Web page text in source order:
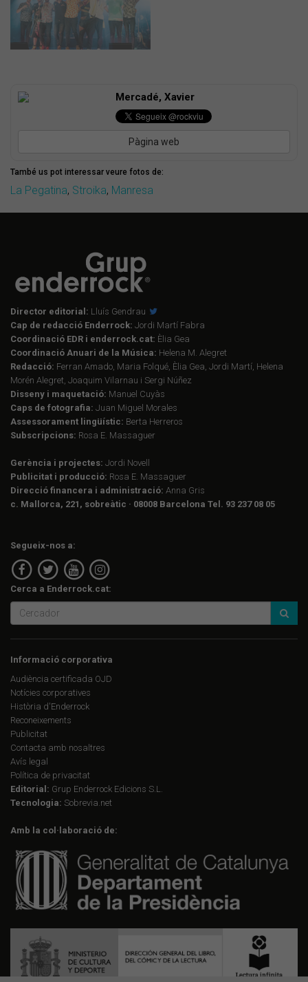
Mercadé, Xavier
Pàgina web
També us pot interessar veure fotos de:
La Pegatina, Stroika, Manresa
Director editorial: Lluís Gendrau
Cap de redacció Enderrock: Jordi Martí Fabra
Coordinació EDR i enderrock.cat: Èlia Gea
Coordinació Anuari de la Música: Helena M. Alegret
Redacció: Ferran Amado, Maria Folqué, Èlia Gea, Jordi Martí, Helena
Morén Alegret, Joaquim Vilarnau i Sergi Núñez
Disseny i maquetació: Manuel Cuyàs
Caps de fotografia: Juan Miguel Morales
Assessorament lingüístic: Berta Herreros
Subscripcions: Rosa E. Massaguer
Gerència i projectes: Jordi Novell
Publicitat i producció: Rosa E. Massaguer
Direcció financera i administració: Anna Gris
c. Mallorca, 221, sobreàtic · 08008 Barcelona Tel. 93 237 08 05
Segueix-nos a:
Cerca a Enderrock.cat:
Informació corporativa
Audiència certificada OJD
Notícies corporatives
Història d'Enderrock
Reconeixements
Publicitat
Contacta amb nosaltres
Avís legal
Política de privacitat
Editorial: Grup Enderrock Edicions S.L.
Tecnologia: Sobrevia.net
Amb la col·laboració de: